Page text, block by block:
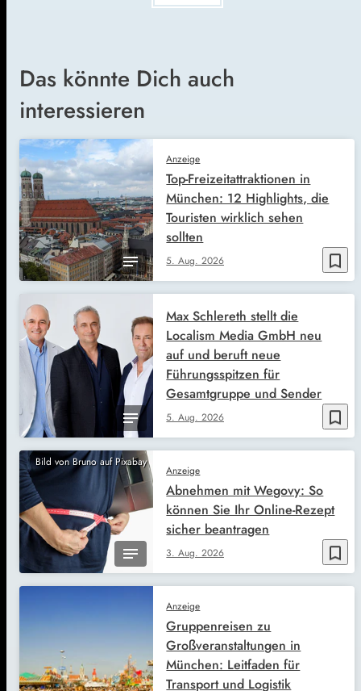
Das könnte Dich auch
interessieren
bookmark_border
Anzeige
5. Aug. 2026
Top-Freizeitattraktionen in
München: 12 Highlights, die
Touristen wirklich sehen
sollten
bookmark_border
5. Aug. 2026
Max Schlereth stellt die
Localism Media GmbH neu
auf und beruft neue
Führungsspitzen für
Gesamtgruppe und Sender
Bild von Bruno auf Pixabay
bookmark_border
Anzeige
3. Aug. 2026
Abnehmen mit Wegovy: So
können Sie Ihr Online-Rezept
sicher beantragen
Anzeige
Gruppenreisen zu
Großveranstaltungen in
München: Leitfaden für
Transport und Logistik